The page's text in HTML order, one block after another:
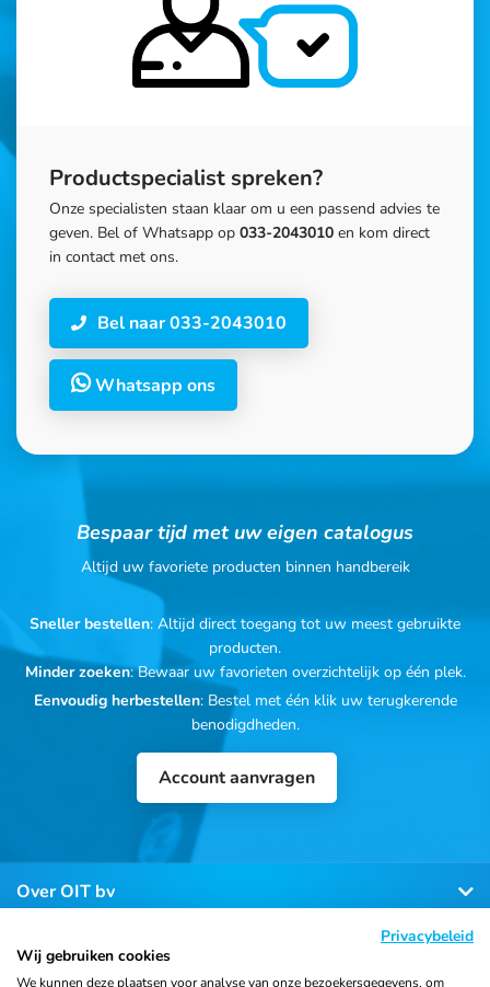
Productspecialist spreken?
Onze specialisten staan klaar om u een passend advies te
geven. Bel of Whatsapp op 033-2043010 en kom direct
in contact met ons.
Bel naar 033-2043010
Whatsapp ons
Bespaar tijd met uw eigen catalogus
Altijd uw favoriete producten binnen handbereik
Sneller bestellen: Altijd direct toegang tot uw meest gebruikte
producten.
Minder zoeken: Bewaar uw favorieten overzichtelijk op één plek.
Eenvoudig herbestellen: Bestel met één klik uw terugkerende
benodigdheden.
Account aanvragen
Over OIT bv
Klantenservice
Privacybeleid
Wij gebruiken cookies
We kunnen deze plaatsen voor analyse van onze bezoekersgegevens, om